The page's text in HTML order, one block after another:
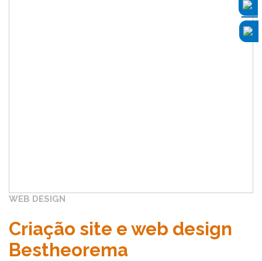
WEB DESIGN
Criação site e web design
Bestheorema